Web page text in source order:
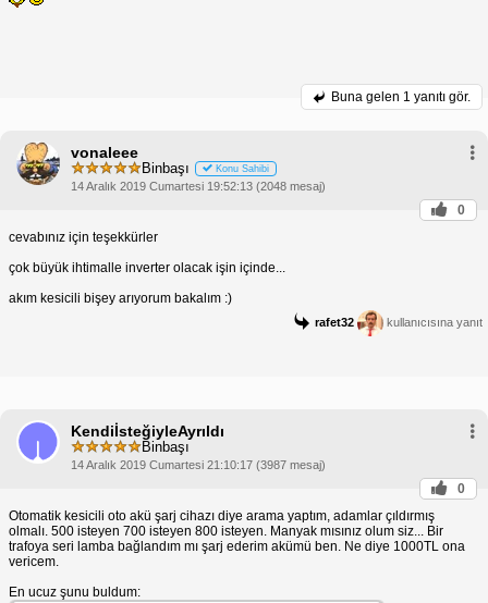
Buna gelen 1 yanıtı gör.
vonaleee
Binbaşı Konu Sahibi
14 Aralık 2019 Cumartesi 19:52:13 (2048 mesaj)
0
cevabınız için teşekkürler
çok büyük ihtimalle inverter olacak işin içinde...
akım kesicili bişey arıyorum bakalım :)
rafet32 kullanıcısına yanıt
KendiİsteğiyleAyrıldı
Binbaşı
14 Aralık 2019 Cumartesi 21:10:17 (3987 mesaj)
0
Otomatik kesicili oto akü şarj cihazı diye arama yaptım, adamlar çıldırmış
olmalı. 500 isteyen 700 isteyen 800 isteyen. Manyak mısınız olum siz... Bir
trafoya seri lamba bağlandım mı şarj ederim akümü ben. Ne diye 1000TL ona
vericem.
En ucuz şunu buldum: